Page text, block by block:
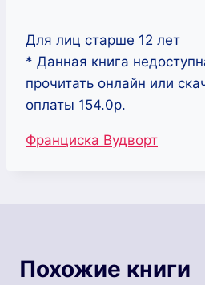
Для лиц старше 12 лет
* Данная книга
прочитать онлайн или
оплаты 154.0р.
Метки
Франциска Вудворт
Похожие книги